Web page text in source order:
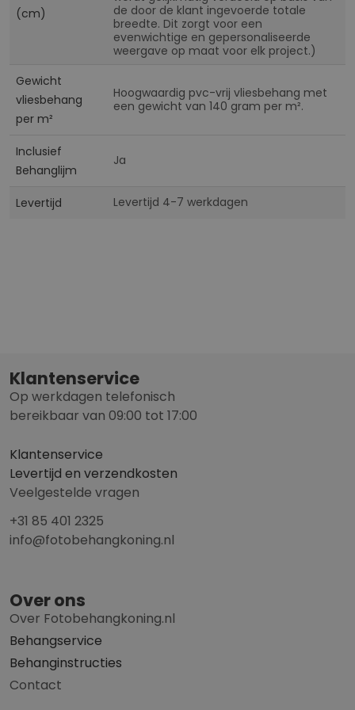
(cm)
de door de klant ingevoerde totale
breedte. Dit zorgt voor een
evenwichtige en gepersonaliseerde
weergave op maat voor elk project.)
Gewicht
vliesbehang
per m²
Hoogwaardig pvc-vrij vliesbehang met
een gewicht van 140 gram per m².
Inclusief
Behanglijm
Ja
Levertijd Levertijd 4-7 werkdagen
Klantenservice
Op werkdagen telefonisch
bereikbaar van 09:00 tot 17:00
Klantenservice
Levertijd en verzendkosten
Veelgestelde vragen
+31 85 401 2325
info@fotobehangkoning.nl
Over ons
Over Fotobehangkoning.nl
Behangservice
Behanginstructies
Contact